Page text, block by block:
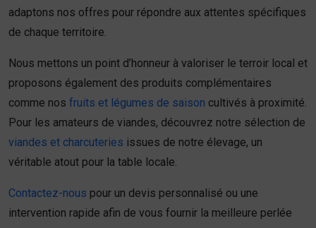
adaptons nos offres pour répondre aux attentes spécifiques
de chaque territoire.
Nous mettons un point d’honneur à valoriser le terroir local et
proposons également des produits complémentaires
comme nos fruits et légumes de saison cultivés à proximité.
Pour les amateurs de viandes, découvrez notre sélection de
viandes et charcuteries issues de notre élevage, un
véritable atout pour la table locale.
Contactez-nous pour un devis personnalisé ou une
intervention rapide afin de vous fournir la meilleure perlée